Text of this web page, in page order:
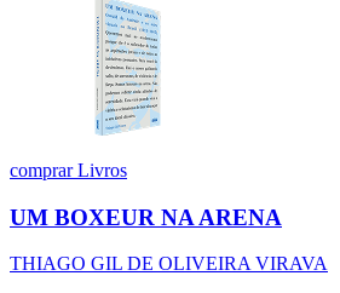
comprarLivros
UM BOXEUR NA ARENA
THIAGO GIL DE OLIVEIRA VIRAVA